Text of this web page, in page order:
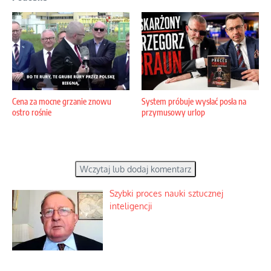
Cena za mocne grzanie znowu
ostro rośnie
System próbuje wysłać posła na
przymusowy urlop
Wczytaj lub dodaj komentarz
Szybki proces nauki sztucznej
inteligencji